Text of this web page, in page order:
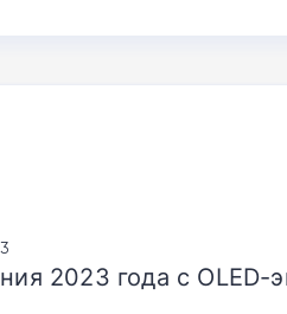
2023 года с